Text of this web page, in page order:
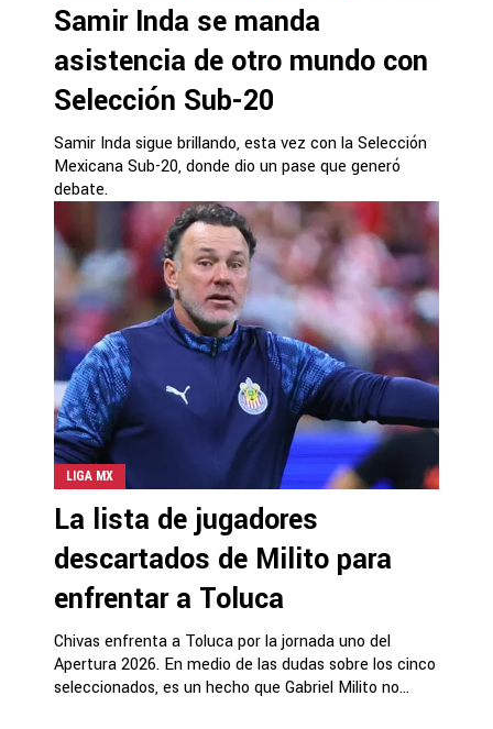
Samir Inda se manda
asistencia de otro mundo con
Selección Sub-20
Samir Inda sigue brillando, esta vez con la Selección
Mexicana Sub-20, donde dio un pase que generó
debate.
LIGA MX
La lista de jugadores
descartados de Milito para
enfrentar a Toluca
Chivas enfrenta a Toluca por la jornada uno del
Apertura 2026. En medio de las dudas sobre los cinco
seleccionados, es un hecho que Gabriel Milito no...